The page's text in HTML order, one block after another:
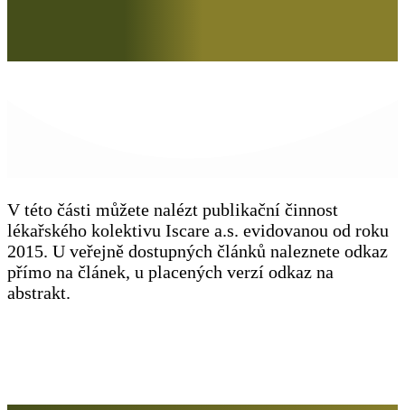
V této části můžete nalézt publikační činnost
lékařského kolektivu Iscare a.s. evidovanou od roku
2015. U veřejně dostupných článků naleznete odkaz
přímo na článek, u placených verzí odkaz na
abstrakt.